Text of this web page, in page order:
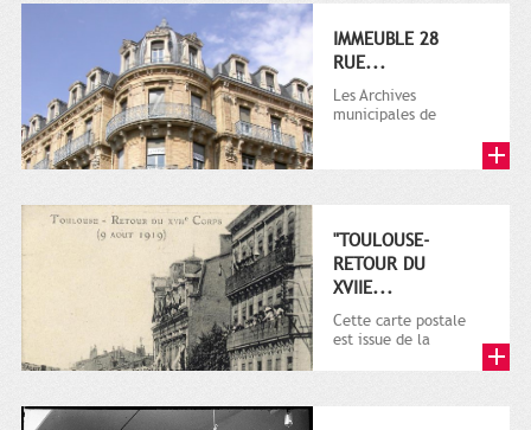
IMMEUBLE 28
RUE...
Les Archives
municipales de
en valeur et...
"TOULOUSE-
RETOUR DU
XVIIE...
Cette carte postale
est issue de la